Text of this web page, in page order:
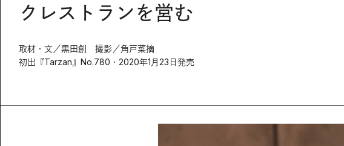
クレストランを営む
取材・文／黒田創 撮影／角戸菜摘
初出『Tarzan』No.780・2020年1月23日発売